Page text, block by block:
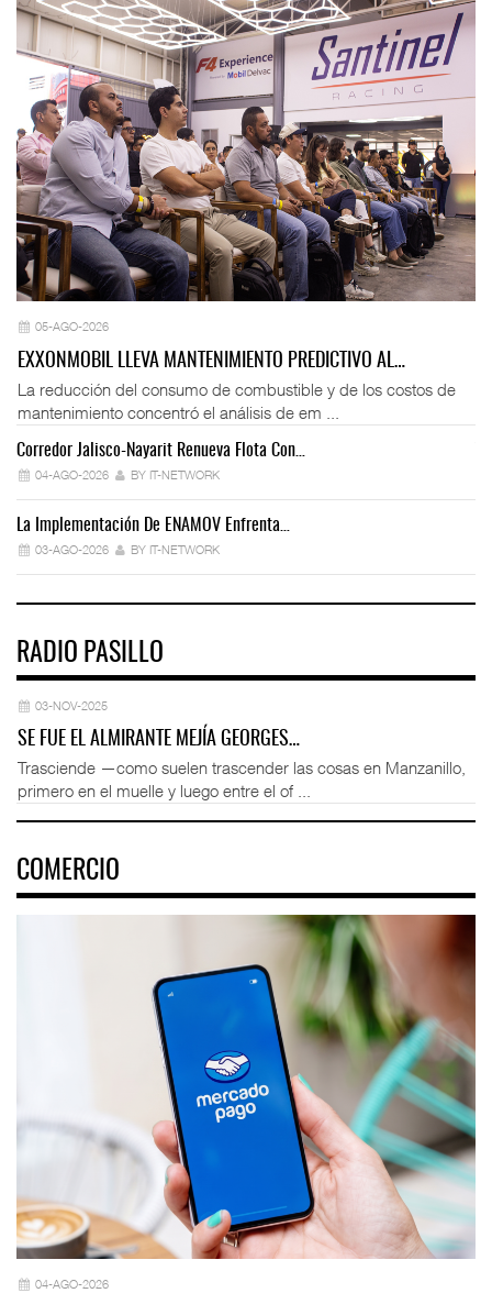
05-AGO-2026
EXXONMOBIL LLEVA MANTENIMIENTO PREDICTIVO AL…
La reducción del consumo de combustible y de los costos de
mantenimiento concentró el análisis de em ...
Corredor Jalisco-Nayarit Renueva Flota Con…
04-AGO-2026 BY IT-NETWORK
La Implementación De ENAMOV Enfrenta…
03-AGO-2026 BY IT-NETWORK
RADIO PASILLO
03-NOV-2025
SE FUE EL ALMIRANTE MEJÍA GEORGES…
Trasciende —como suelen trascender las cosas en Manzanillo,
primero en el muelle y luego entre el of ...
COMERCIO
04-AGO-2026